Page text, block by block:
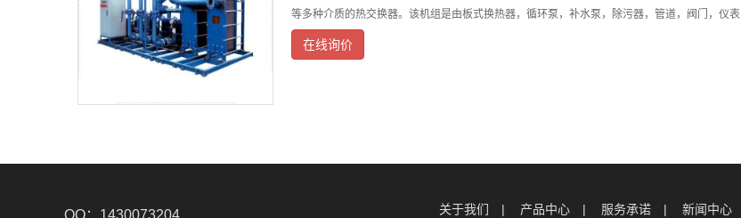
等多种介质的热交换器。该机组是由板式换热器，循环泵，补水泵，除污器，管道，阀门，仪表
在线询价
QQ：1430073204 关于我们 产品中心 服务承诺 新闻中心